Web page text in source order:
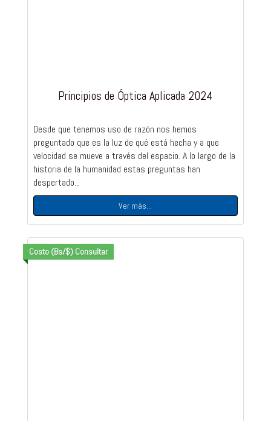
Principios de Óptica Aplicada 2024
Desde que tenemos uso de razón nos hemos
preguntado que es la luz de qué está hecha y a que
velocidad se mueve a través del espacio. A lo largo de la
historia de la humanidad estas preguntas han
despertado...
Ver más...
Costo (Bs/$) Consultar